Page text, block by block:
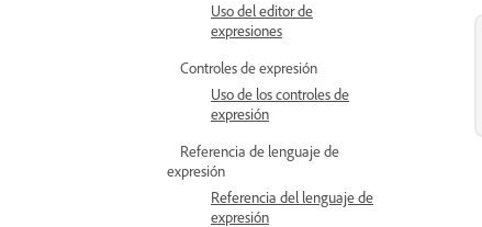
Uso del editor de
expresiones
Controles de expresión
Uso de los controles de
expresión
Referencia de lenguaje de
expresión
Referencia del lenguaje de
expresión